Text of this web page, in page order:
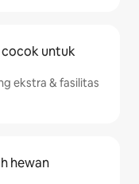
cocok untuk
ekstra & fasilitas
hewan